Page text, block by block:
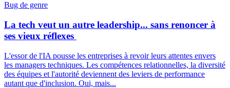
Bug de genre
La tech veut un autre leadership... sans renoncer à
ses vieux réflexes
L'essor de l'IA pousse les entreprises à revoir leurs attentes envers
les managers techniques. Les compétences relationnelles, la diversité
des équipes et l'autorité deviennent des leviers de performance
autant que d'inclusion. Oui, mais...